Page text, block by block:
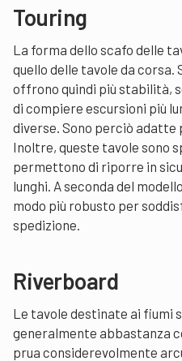
Touring
La forma dello scafo delle
quello delle tavole da corsa.
offrono quindi più stabilità,
di compiere escursioni più
diverse. Sono perciò adatte
Inoltre, queste tavole sono
permettono di riporre in
lunghi. A seconda del
modo più robusto per
spedizione.
Riverboard
Le tavole destinate ai fiumi
generalmente abbastanza
prua considerevolmente